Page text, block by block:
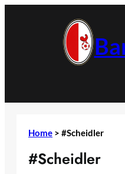
Home > #Scheidler
#Scheidler